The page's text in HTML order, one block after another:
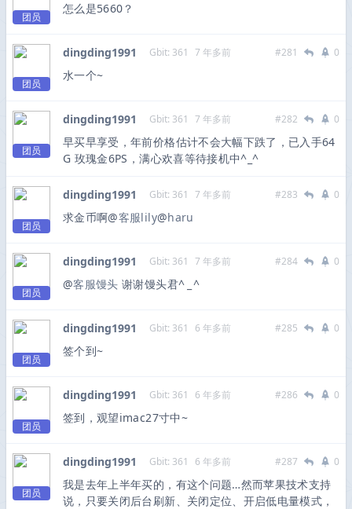
团员
怎么是5660？
团员
dingding1991 Gbit: 361 7 年多前 #281 0
水一个~
团员
dingding1991 Gbit: 361 7 年多前 #282 0
早买早享受，年前价格估计不会大幅下跌了，已入手64
G 玫瑰金6PS，满心欢喜等待接机中^_^
团员
dingding1991 Gbit: 361 7 年多前 #283 0
求金币啊@客服lily@haru
团员
dingding1991 Gbit: 361 7 年多前 #284 0
@客服馒头 谢谢馒头君^ _ ^
团员
dingding1991 Gbit: 361 6 年多前 #285 0
签个到~
团员
dingding1991 Gbit: 361 6 年多前 #286 0
签到，观望imac27寸中~
团员
dingding1991 Gbit: 361 6 年多前 #287 0
我是去年上半年买的，有这个问题…然而苹果技术支持
说，只要关闭后台刷新、关闭定位、开启低电量模式，